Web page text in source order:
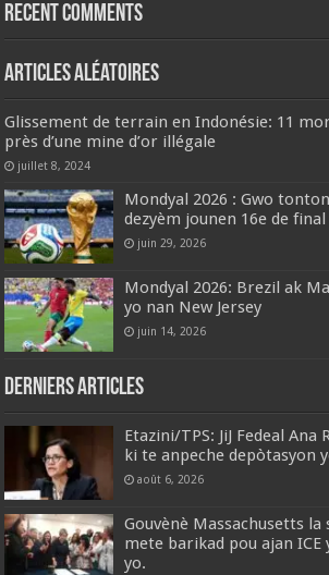
Recent Comments
Articles aléatoires
Glissement de terrain en Indonésie: 11
près d’une mine d’or illégale
juillet 8, 2024
Mondyal 2026 : Gwo
dezyèm jounen 16e de final
juin 29, 2026
Mondyal 2026: Brezil ak
yo nan New Jersey
juin 14, 2026
Derniers articles
Etazini/TPS: JiJ Fedeal Ana
ki te anpeche depòtasyon
août 6, 2026
Gouvènè Massachusetts la
mete barikad pou ajan ICE
yo.